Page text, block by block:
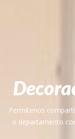
Permítenos
o departamento